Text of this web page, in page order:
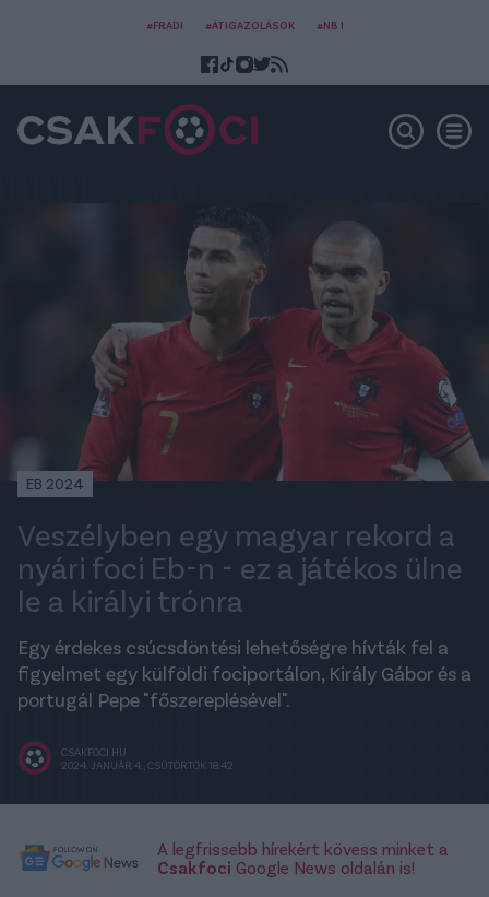
#FRADI #ÁTIGAZOLÁSOK #NB I
EB 2024
Veszélyben egy magyar rekord a
nyári foci Eb-n - ez a játékos ülne
le a királyi trónra
Egy érdekes csúcsdöntési lehetőségre hívták fel a
figyelmet egy külföldi fociportálon, Király Gábor és a
portugál Pepe "főszereplésével".
CSAKFOCI.HU
2024. JANUÁR 4., CSÜTÖRTÖK 18:42
A legfrissebb hírekért kövess minket a
Csakfoci Google News oldalán is!